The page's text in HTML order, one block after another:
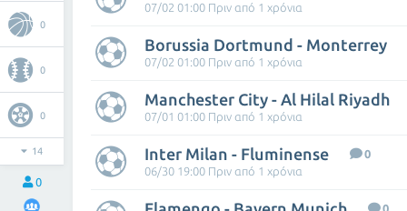
0
0
0
14
0
07/02 01:00 Πριν από 1 χρόνια
Borussia Dortmund - Monterrey
07/02 01:00 Πριν από 1 χρόνια
Manchester City - Al Hilal Riyadh
07/01 01:00 Πριν από 1 χρόνια
Inter Milan - Fluminense
0
06/30 19:00 Πριν από 1 χρόνια
0